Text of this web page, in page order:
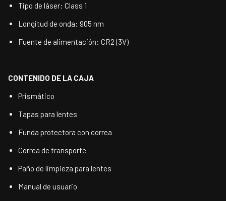
Tipo de láser: Class 1
Longitud de onda: 905 nm
Fuente de alimentación: CR2 (3V)
CONTENIDO DE LA CAJA
Prismático
Tapas para lentes
Funda protectora con correa
Correa de transporte
Paño de limpieza para lentes
Manual de usuario